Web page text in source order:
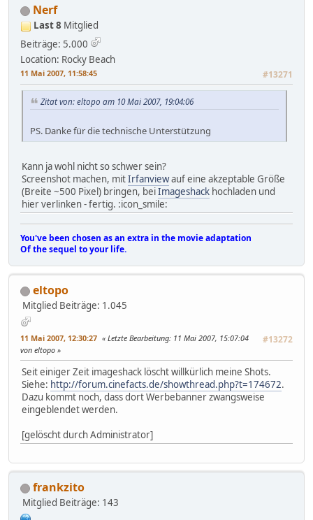
Nerf
Last 8 Mitglied
Beiträge: 5.000
Location: Rocky Beach
11 Mai 2007, 11:58:45 #13271
Zitat von: eltopo am 10 Mai 2007, 19:04:06
PS. Danke für die technische Unterstützung
Kann ja wohl nicht so schwer sein?
Screenshot machen, mitIrfanviewauf eine akzeptable Größe
(Breite ~500 Pixel) bringen, beiImageshack hochladen und
hier verlinken - fertig. :icon_smile:
You've been chosen as an extra in the movie adaptation
Of the sequel to your life.
eltopo
Mitglied Beiträge: 1.045
11 Mai 2007, 12:30:27 #13272
Letzte Bearbeitung: 11 Mai 2007, 15:07:04
von eltopo
Seit einiger Zeit imageshack löscht willkürlich meine Shots.
Siehe: http://forum.cinefacts.de/showthread.php?t=174672.
Dazu kommt noch, dass dort Werbebanner zwangsweise
eingeblendet werden.
[gelöscht durch Administrator]
frankzito
Mitglied Beiträge: 143